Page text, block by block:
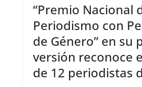
“Premio Nacional
Periodismo con
de Género” en su
versión reconoce
de 12 periodistas